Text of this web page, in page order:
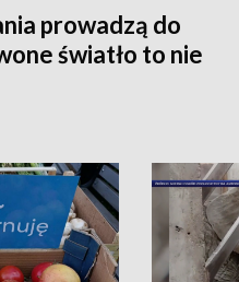
prowadzą do
światło to nie